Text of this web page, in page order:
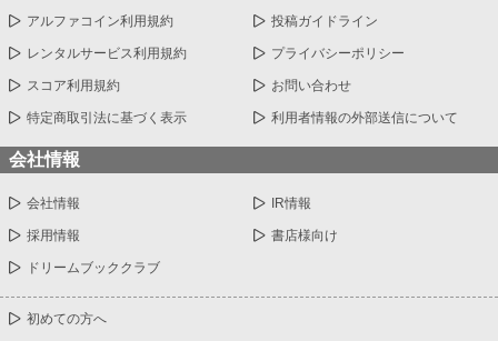
アルファコイン利用規約 投稿ガイドライン
レンタルサービス利用規約 プライバシーポリシー
スコア利用規約 お問い合わせ
特定商取引法に基づく表示 利用者情報の外部送信について
会社情報
会社情報 IR情報
採用情報 書店様向け
ドリームブッククラブ
初めての方へ